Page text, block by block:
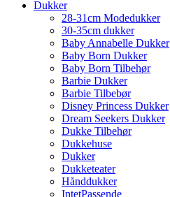
Dukker
28-31cm Modedukker
30-35cm dukker
Baby Annabelle Dukker
Baby Born Dukker
Baby Born Tilbehør
Barbie Dukker
Barbie Tilbebør
Disney Princess Dukker
Dream Seekers Dukker
Dukke Tilbehør
Dukkehuse
Dukker
Dukketeater
Hånddukker
IntetPassende